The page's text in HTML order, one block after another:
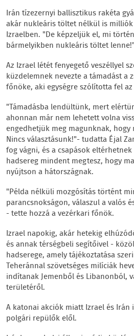
Irán tízezernyi ballisztikus rakéta
akár nukleáris töltet nélkül is
Izraelben. "De képzeljük el, mi
bármelyikben nukleáris töltet
Az Izrael létét fenyegető veszéllyel
küzdelemnek nevezte a támadást a
főnöke, aki egységre szólította fel
"Támadásba lendültünk, mert
ahonnan már nem lehetett volna
engedhetjük meg magunknak,
Nincs választásunk!"- tudatta Éjal
fog vágni, és a csapások
hadsereg mindent megtesz, hogy
nyújtson a hátországnak.
"Példa nélküli mozgósítás történt
parancsnokságon, válaszul a valós
- tette hozzá a vezérkari főnök.
Izrael napokig, akár hetekig
és annak térségbeli segítőivel -
hadserege, amely tájékoztatása
Teheránnal szövetséges milíciák
indítanak Jemenből és Libanonból,
területéről.
A katonai akciók miatt Izrael és Irán
polgári repülők elől.